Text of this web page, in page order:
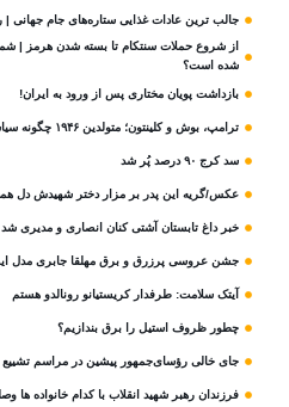
جالب ترین عادات غذایی ستاره‌های جام جهانی |
از شروع حملات سنتکام تا بسته شدن هرمز |
شده است؟
بازداشت پویان مختاری پس از ورود به ایران!
ترامپ، بوش و کلینتون؛ متولدین ۱۹۴۶ چگونه سیاست آمریکا را به تباهی کشاندند؟
سد کرج ۹۰ درصد پُر شد
عکس/گریه این پدر بر مزار دختر شهیدش دل همه
خبر داغ تابستان آشتی کنان انصاری و مدیری شد
جشن عروسی پرزرق و برق مهلقا جابری مدل
آیتک سلامت: طرفدار کریستیانو رونالدو هستم
چطور ظروف استیل را برق بندازیم؟
جای خالی رؤسای‌جمهور پیشین در مراسم
فرزندان رهبر شهید انقلاب با کدام خانواده ها